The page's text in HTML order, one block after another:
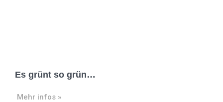
Es grünt so grün…
Mehr infos »